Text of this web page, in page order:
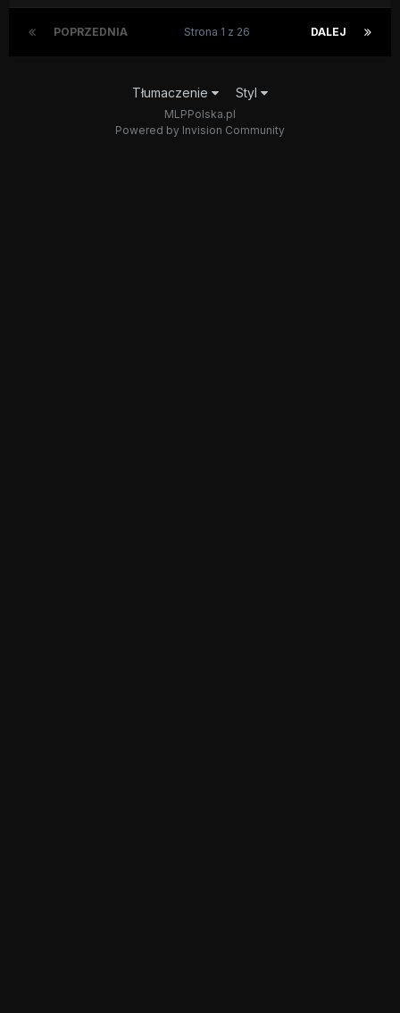
POPRZEDNIA DALEJ
Strona 1 z 26
Tłumaczenie Styl
MLPPolska.pl
Powered by Invision Community